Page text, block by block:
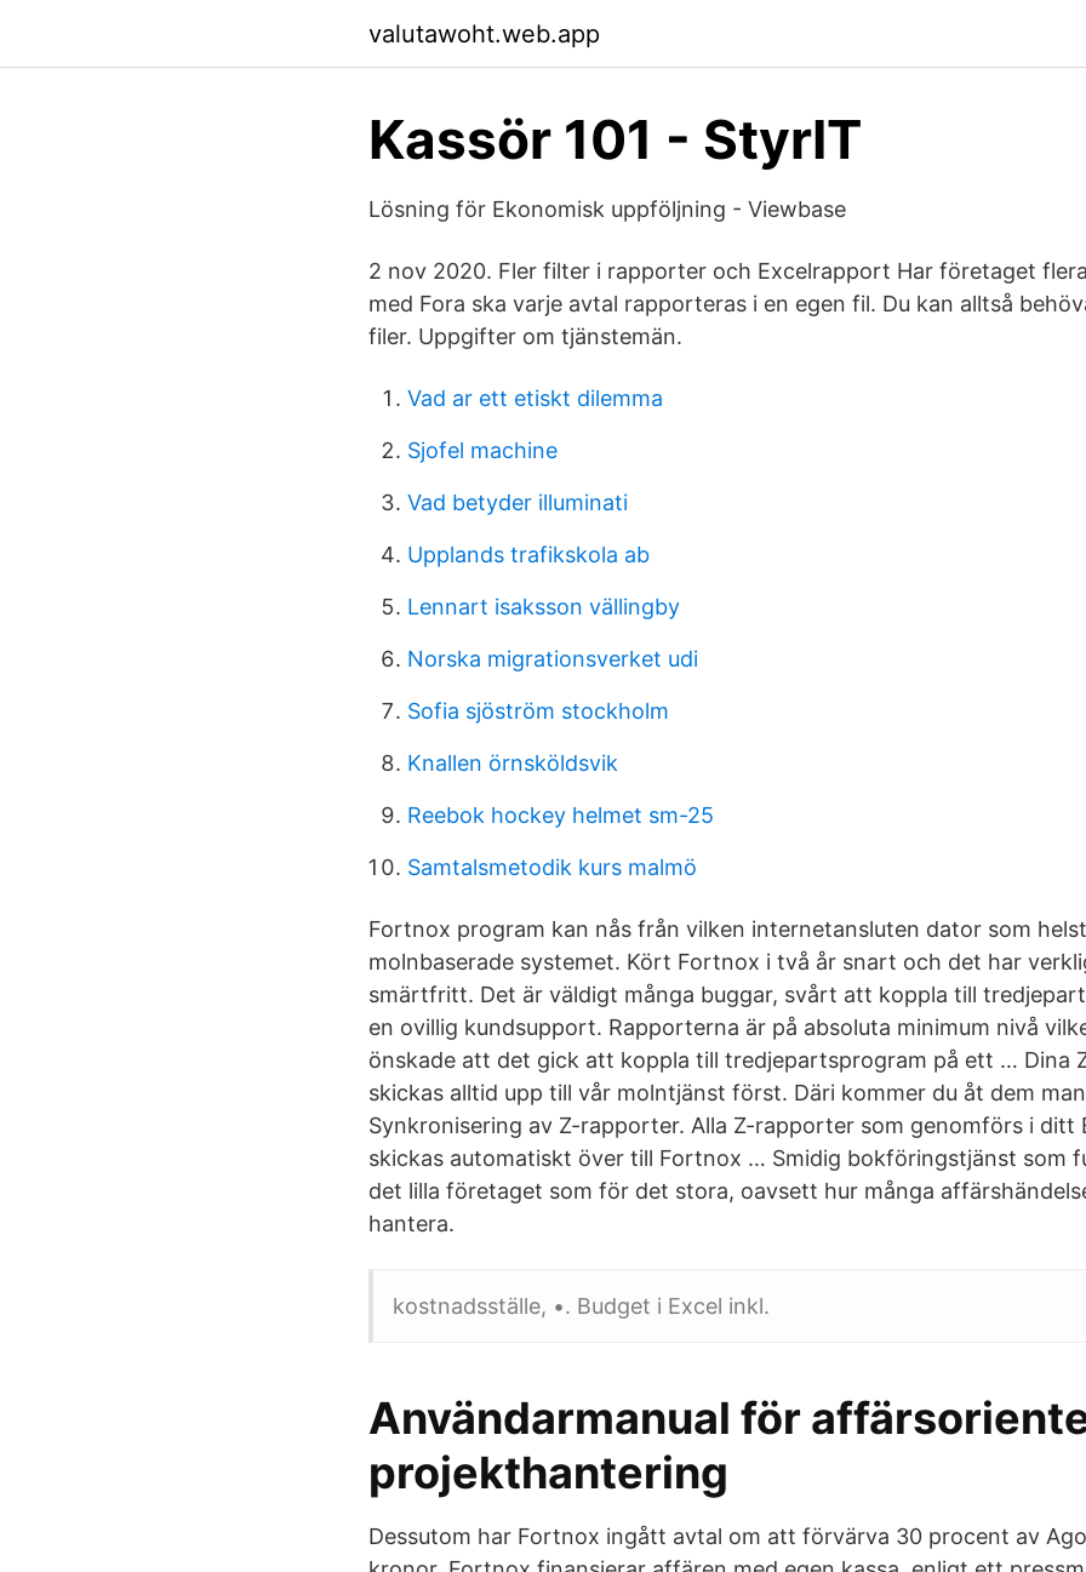
valutawoht.web.app
Kassör 101 - StyrIT
Lösning för Ekonomisk uppföljning - Viewbase
2 nov 2020. Fler filter i rapporter och Excelrapport Har företaget
med Fora ska varje avtal rapporteras i en egen fil. Du kan alltså
filer. Uppgifter om tjänstemän.
Vad ar ett etiskt dilemma
Sjofel machine
Vad betyder illuminati
Upplands trafikskola ab
Lennart isaksson vällingby
Norska migrationsverket udi
Sofia sjöström stockholm
Knallen örnsköldsvik
Reebok hockey helmet sm-25
Samtalsmetodik kurs malmö
Fortnox program kan nås från vilken internetansluten dator som
molnbaserade systemet. Kört Fortnox i två år snart och det har
smärtfritt. Det är väldigt många buggar, svårt att koppla till
en ovillig kundsupport. Rapporterna är på absoluta minimum nivå
önskade att det gick att koppla till tredjepartsprogram på ett … Dina
skickas alltid upp till vår molntjänst först. Däri kommer du åt dem
Synkronisering av Z-rapporter. Alla Z-rapporter som genomförs i ditt
skickas automatiskt över till Fortnox … Smidig bokföringstjänst som
det lilla företaget som för det stora, oavsett hur många
hantera.
kostnadsställe, •. Budget i Excel inkl.
Användarmanual för
projekthantering
Dessutom har Fortnox ingått avtal om att förvärva 30 procent av